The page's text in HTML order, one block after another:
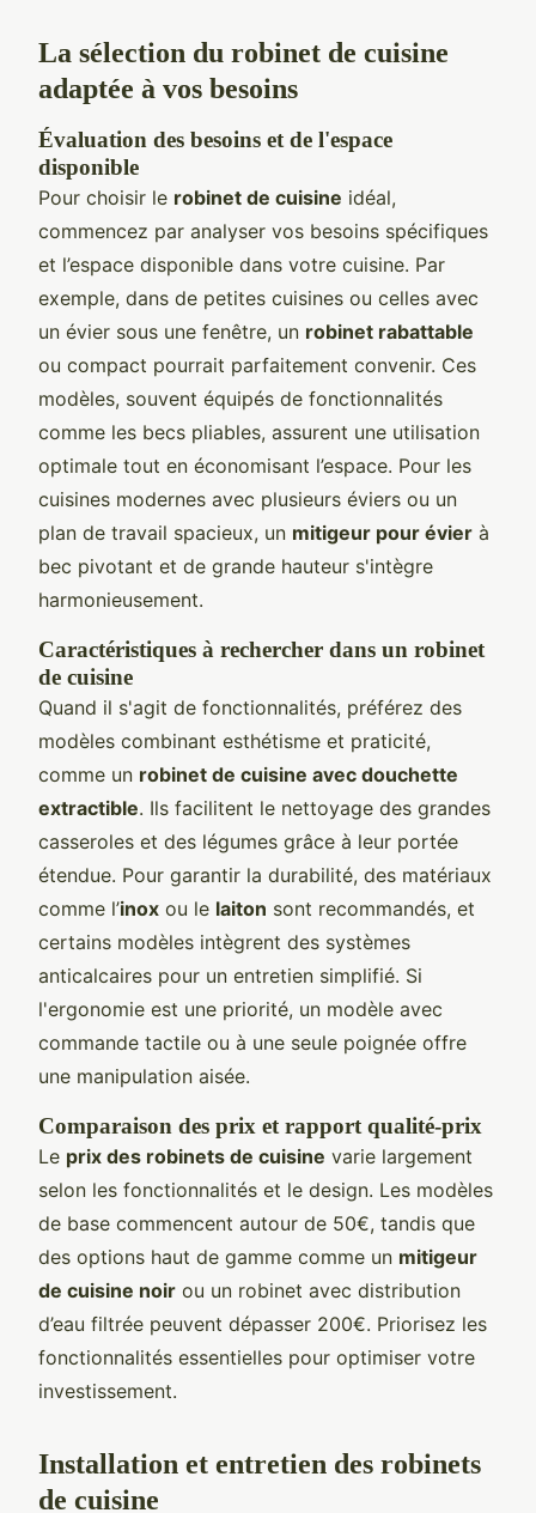
La sélection du robinet de cuisine
adaptée à vos besoins
Évaluation des besoins et de l'espace
disponible
Pour choisir le robinet de cuisine idéal,
commencez par analyser vos besoins spécifiques
et l’espace disponible dans votre cuisine. Par
exemple, dans de petites cuisines ou celles avec
un évier sous une fenêtre, un robinet rabattable
ou compact pourrait parfaitement convenir. Ces
modèles, souvent équipés de fonctionnalités
comme les becs pliables, assurent une utilisation
optimale tout en économisant l’espace. Pour les
cuisines modernes avec plusieurs éviers ou un
plan de travail spacieux, un mitigeur pour évier à
bec pivotant et de grande hauteur s'intègre
harmonieusement.
Caractéristiques à rechercher dans un robinet
de cuisine
Quand il s'agit de fonctionnalités, préférez des
modèles combinant esthétisme et praticité,
comme un robinet de cuisine avec douchette
extractible. Ils facilitent le nettoyage des grandes
casseroles et des légumes grâce à leur portée
étendue. Pour garantir la durabilité, des matériaux
comme l’inox ou le laiton sont recommandés, et
certains modèles intègrent des systèmes
anticalcaires pour un entretien simplifié. Si
l'ergonomie est une priorité, un modèle avec
commande tactile ou à une seule poignée offre
une manipulation aisée.
Comparaison des prix et rapport qualité-prix
Le prix des robinets de cuisine varie largement
selon les fonctionnalités et le design. Les modèles
de base commencent autour de 50€, tandis que
des options haut de gamme comme un mitigeur
de cuisine noir ou un robinet avec distribution
d’eau filtrée peuvent dépasser 200€. Priorisez les
fonctionnalités essentielles pour optimiser votre
investissement.
Installation et entretien des robinets
de cuisine